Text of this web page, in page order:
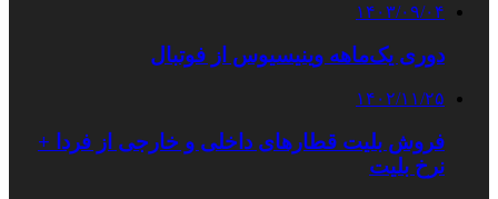
۱۴۰۳/۰۹/۰۴
دوری یک‌ماهه وینیسیوس از فوتبال
۱۴۰۲/۱۱/۲۵
فروش بلیت قطارهای داخلی و خارجی از فردا +
نرخ بلیت